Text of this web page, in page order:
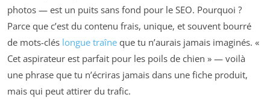
photos — est un puits sans fond pour le SEO. Pourquoi ?
Parce que c’est du contenu frais, unique, et souvent bourré
de mots-clés longue traîne que tu n’aurais jamais imaginés. «
Cet aspirateur est parfait pour les poils de chien » — voilà
une phrase que tu n’écriras jamais dans une fiche produit,
mais qui peut attirer du trafic.